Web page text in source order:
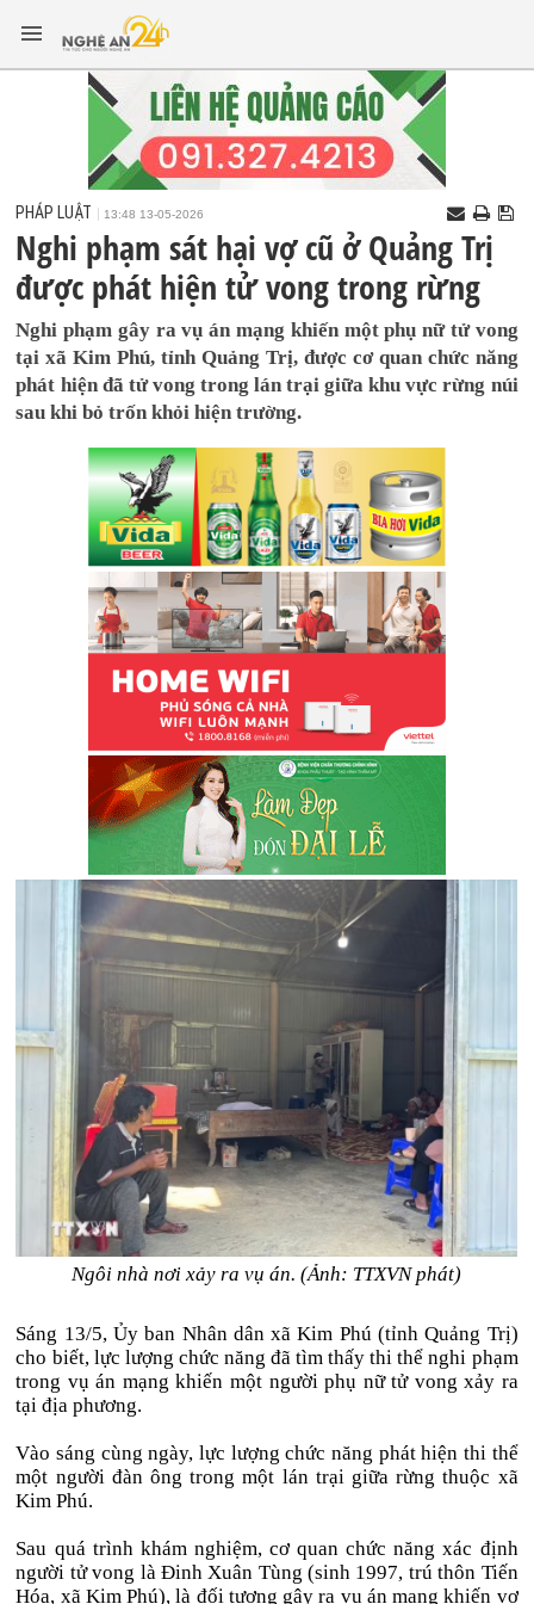
PHÁP LUẬT 13:48 13-05-2026
Nghi phạm sát hại vợ cũ ở Quảng Trị
được phát hiện tử vong trong rừng
Nghi phạm gây ra vụ án mạng khiến một phụ nữ tử vong
tại xã Kim Phú, tỉnh Quảng Trị, được cơ quan chức năng
phát hiện đã tử vong trong lán trại giữa khu vực rừng núi
sau khi bỏ trốn khỏi hiện trường.
Ngôi nhà nơi xảy ra vụ án. (Ảnh: TTXVN phát)
Sáng 13/5, Ủy ban Nhân dân xã Kim Phú (tỉnh Quảng Trị)
cho biết, lực lượng chức năng đã tìm thấy thi thể nghi phạm
trong vụ án mạng khiến một người phụ nữ tử vong xảy ra
tại địa phương.
Vào sáng cùng ngày, lực lượng chức năng phát hiện thi thể
một người đàn ông trong một lán trại giữa rừng thuộc xã
Kim Phú.
Sau quá trình khám nghiệm, cơ quan chức năng xác định
người tử vong là Đinh Xuân Tùng (sinh 1997, trú thôn Tiến
Hóa, xã Kim Phú), là đối tượng gây ra vụ án mạng khiến vợ